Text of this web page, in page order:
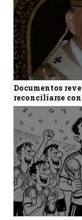
Documentos
reconciliarse